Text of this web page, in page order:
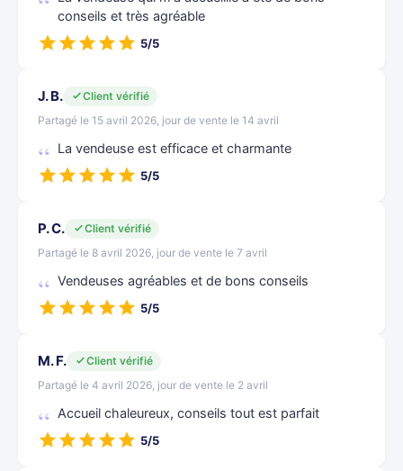
conseils et très agréable
5/5
J. B.
Client vérifié
Partagé le 15 avril 2026, jour de vente le 14 avril
La vendeuse est efficace et charmante
5/5
P. C.
Client vérifié
Partagé le 8 avril 2026, jour de vente le 7 avril
Vendeuses agréables et de bons conseils
5/5
M. F.
Client vérifié
Partagé le 4 avril 2026, jour de vente le 2 avril
Accueil chaleureux, conseils tout est parfait
5/5